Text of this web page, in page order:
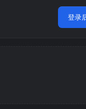
登录